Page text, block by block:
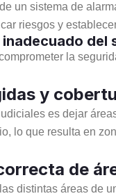
un sistema de
riesgos y
del
la
y
es dejar
lo que resulta en
de
distintas áreas de